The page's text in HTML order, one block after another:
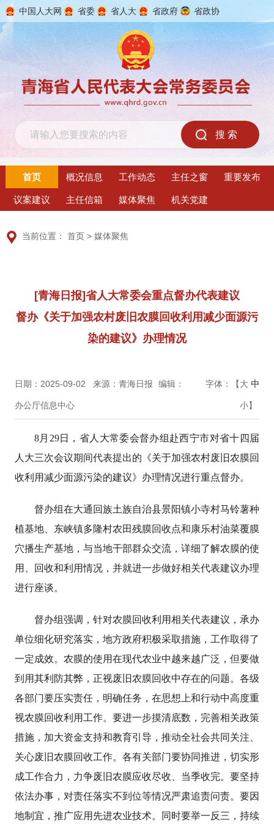
中国人大网 省委 省人大 省政府 省政协
首页 概况信息 工作动态 主任之窗 重要发布
议案建议 主任信箱 媒体聚焦 机关党建
当前位置：首页 >媒体聚焦
[青海日报]省人大常委会重点督办代表建议
督办《关于加强农村废旧农膜回收利用减少面源污
染的建议》办理情况
日期：2025-09-02 来源：青海日报 编辑：
办公厅信息中心
字体：【大 中
小】
8月29日，省人大常委会督办组赴西宁市对省十四届
人大三次会议期间代表提出的《关于加强农村废旧农膜回
收利用减少面源污染的建议》办理情况进行重点督办。
督办组在大通回族土族自治县景阳镇小寺村马铃薯种
植基地、东峡镇多隆村农田残膜回收点和康乐村油菜覆膜
穴播生产基地，与当地干部群众交流，详细了解农膜的使
用、回收和利用情况，并就进一步做好相关代表建议办理
进行座谈。
督办组强调，针对农膜回收利用相关代表建议，承办
单位细化研究落实，地方政府积极采取措施，工作取得了
一定成效。农膜的使用在现代农业中越来越广泛，但要做
到用其利防其弊，正视废旧农膜回收中存在的问题。各级
各部门要压实责任，明确任务，在思想上和行动中高度重
视农膜回收利用工作。要进一步摸清底数，完善相关政策
措施，加大资金支持和教育引导，推动全社会共同关注、
关心废旧农膜回收工作。各有关部门要协同推进，切实形
成工作合力，力争废旧农膜应收尽收、当季收完。要坚持
依法办事，对责任落实不到位等情况严肃追责问责。要因
地制宜，推广应用先进农业技术。同时要举一反三，持续